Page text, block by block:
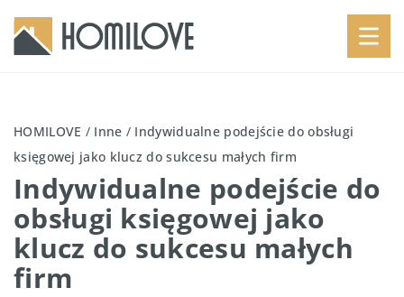
HOMILOVE / Inne / Indywidualne podejście do obsługi
księgowej jako klucz do sukcesu małych firm
Indywidualne podejście do
obsługi księgowej jako
klucz do sukcesu małych
firm